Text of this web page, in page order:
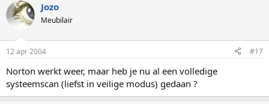
Jozo
Meubilair
12 apr 2004 #17
Norton werkt weer, maar heb je nu al een volledige
systeemscan (liefst in veilige modus) gedaan ?